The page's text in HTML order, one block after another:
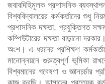
জবাবদিহিমূলক প্রশাসনিক
বিশ্ববিদ্যালয়ের কর্মকর্তাদের শুধু
প্রশাসনিক দক্ষতা, প্রযুক্তিগত
কম্পিউটারের দক্ষতা বাড়ানো
অংশ। এ ধরনের প্রশিক্ষণ
মানোন্নয়নে গুরুত্বপূর্ণ ভূমিকা
বিশ্বমানের গবেষণা ও জ্ঞানচর্চার